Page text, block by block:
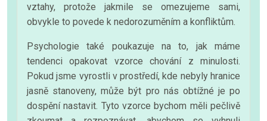
vztahy, protože jakmile se omezujeme sami,
obvykle to povede k nedorozuměním a konfliktům.
Psychologie také poukazuje na to, jak máme
tendenci opakovat vzorce chování z minulosti.
Pokud jsme vyrostli v prostředí, kde nebyly hranice
jasně stanoveny, může být pro nás obtížné je po
dospění nastavit. Tyto vzorce bychom měli pečlivě